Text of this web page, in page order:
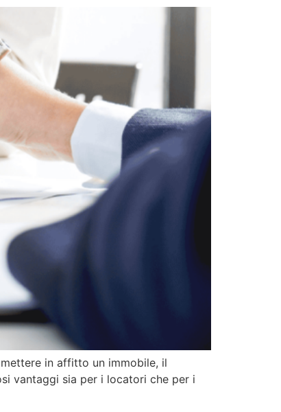
in affitto un immobile, il
vantaggi sia per i locatori che per i